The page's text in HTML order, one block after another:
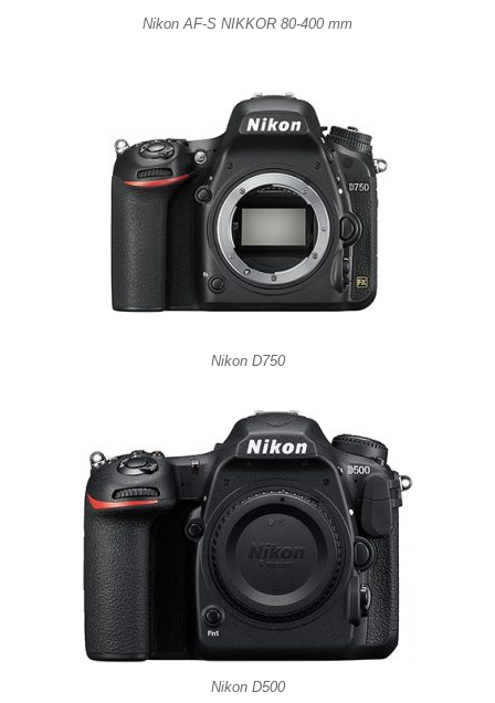
Nikon AF-S NIKKOR 80-400 mm
Nikon D750
Nikon D500